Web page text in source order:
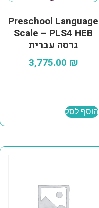
Preschool Language
Scale – PLS4 HEB
גרסה עברית
3,775.00 ₪
הוסף לסל